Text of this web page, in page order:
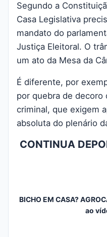
Segundo a
Casa Legislativa
mandato do
Justiça Eleitoral. O
um ato da Mesa da
É diferente, por
por quebra de decoro
criminal, que exigem
absoluta do plenário
CONTINUA
BICHO EM CASA?
ao